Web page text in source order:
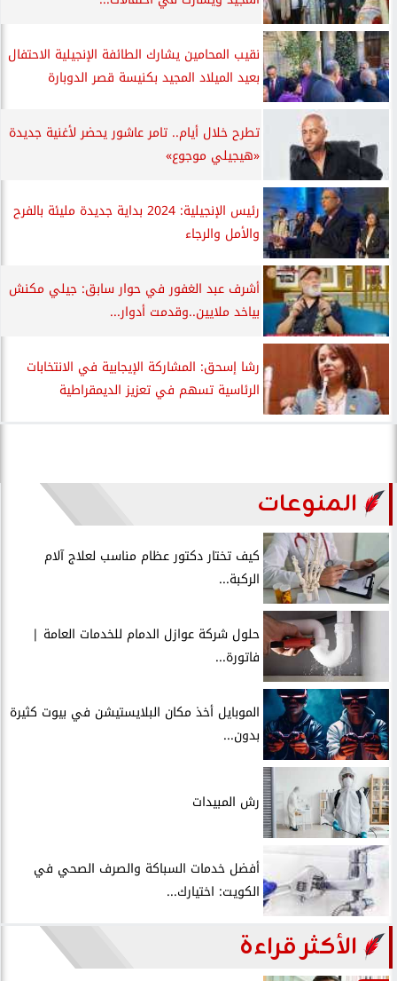
نقيب المحامين يشارك الطائفة الإنجيلية الاحتفال
بعيد الميلاد المجيد بكنيسة قصر الدوبارة
تطرح خلال أيام.. تامر عاشور يحضر لأغنية جديدة
«هيجيلي موجوع»
رئيس الإنجيلية: 2024 بداية جديدة مليئة بالفرح
والأمل والرجاء
أشرف عبد الغفور في حوار سابق: جيلي مكنش
بياخد ملايين..وقدمت أدوار...
رشا إسحق: المشاركة الإيجابية في الانتخابات
الرئاسية تسهم في تعزيز الديمقراطية
المنوعات
كيف تختار دكتور عظام مناسب لعلاج آلام
الركبة...
حلول شركة عوازل الدمام للخدمات العامة |
فاتورة...
الموبايل أخذ مكان البلايستيشن في بيوت كثيرة
بدون...
رش المبيدات
أفضل خدمات السباكة والصرف الصحي في
الكويت: اختيارك...
الأكثر قراءة